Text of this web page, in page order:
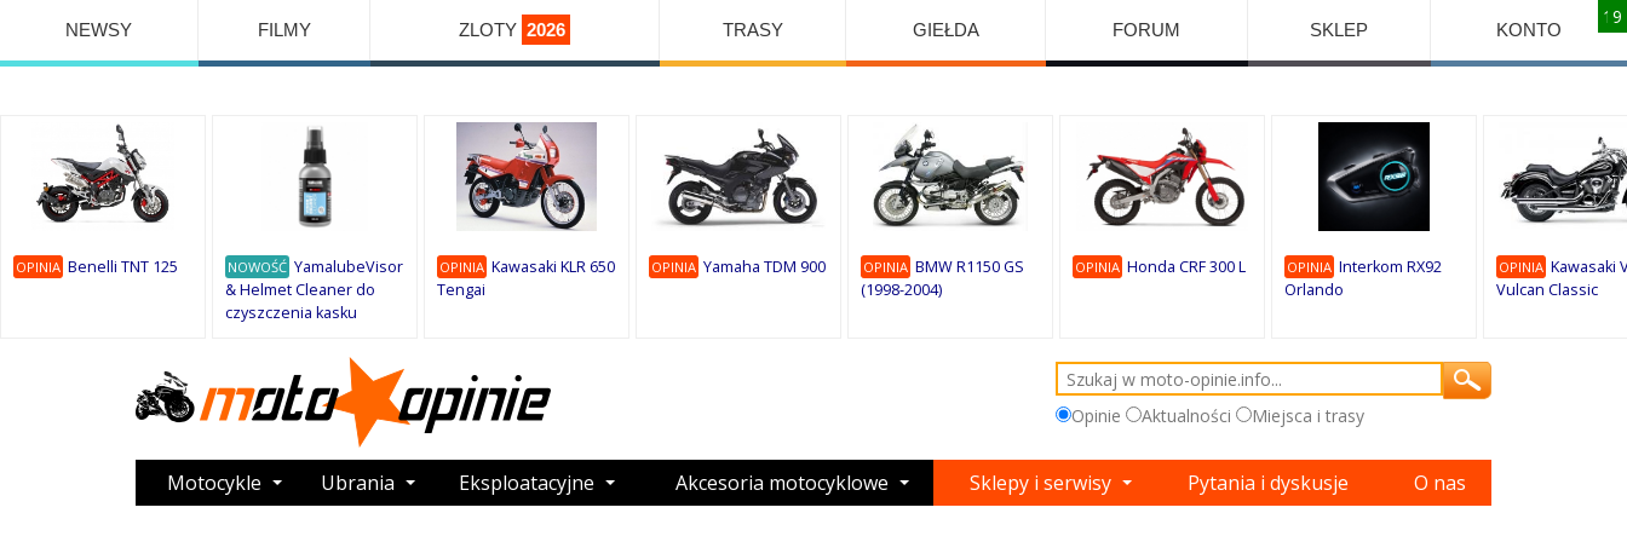
NEWSY FILMY ZLOTY 2026 TRASY GIEŁDA FORUM SKLEP KONTO
10
OPINIA Benelli TNT 125 NOWOŚĆ YamalubeVisor
& Helmet Cleaner do
czyszczenia kasku
10
OPINIA Kawasaki KLR 650
Tengai
8
OPINIA Yamaha TDM 900
7
OPINIA BMW R1150 GS
(1998-2004)
1
OPINIA Honda CRF 300 L
9
OPINIA Interkom RX92
Orlando
10
OPINIA Kawasaki
Vulcan Classic
10
9
9
Opinie Aktualności Miejsca i trasy
Motocykle Ubrania Eksploatacyjne Akcesoria motocyklowe Sklepy i serwisy Pytania i dyskusje O nas